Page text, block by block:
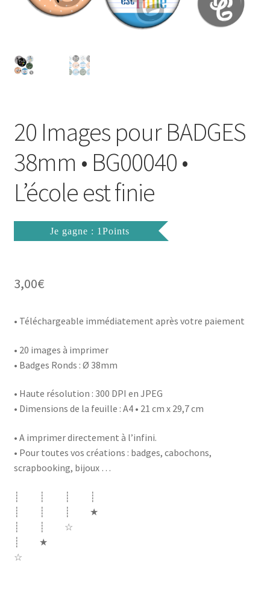
Mon compte
Politique de Confidentialité
Validation de la commande
20 Images pour BADGES
38mm • BG00040 •
L’école est finie
Je gagne : 1Points
3,00€
• Téléchargeable immédiatement après votre paiement
• 20 images à imprimer
• Badges Ronds : Ø 38mm
• Haute résolution : 300 DPI en JPEG
• Dimensions de la feuille : A4 • 21 cm x 29,7 cm
• A imprimer directement à l’infini.
• Pour toutes vos créations : badges, cabochons,
scrapbooking, bijoux …
┊ ┊ ┊ ┊
┊ ┊ ┊ ★
┊ ┊ ☆
┊ ★
☆